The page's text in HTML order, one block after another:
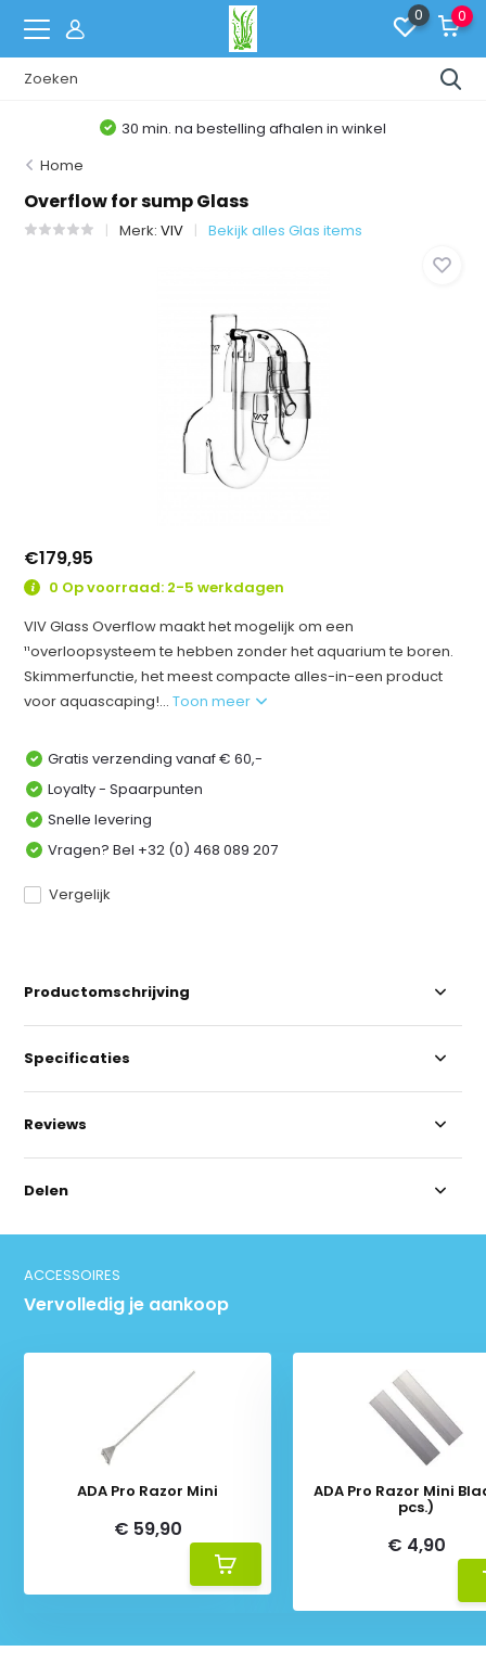
0 0
30 min. na bestelling afhalen in winkel
Home
Overflow for sump Glass
Merk:VIV Bekijk alles Glas items
€179,95
0 Op voorraad: 2-5 werkdagen
VIV Glass Overflow maakt het mogelijk om een
¹¹overloopsysteem te hebben zonder het aquarium te boren.
Skimmerfunctie, het meest compacte alles-in-een product
voor aquascaping!...Toon meer
Gratis verzending vanaf € 60,-
Loyalty - Spaarpunten
Snelle levering
Vragen? Bel +32 (0) 468 089 207
Vergelijk
Productomschrijving
Specificaties
Reviews
Delen
ACCESSOIRES
Vervolledig je aankoop
ADA Pro Razor Mini
€ 59,90
ADA Pro Razor Mini
pcs.)
€ 4,90